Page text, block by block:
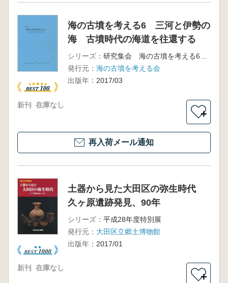
海の古墳を考える6 三河と伊勢の
海 古墳時代の海道を往還する
シリーズ：
発行元： 海の古墳を考える会
出版年： 2017/03
新刊 在庫なし
＋
再入荷メール通知
土器から見た大田区の弥生時代
久ヶ原遺跡発見、90年
シリーズ： 平成28年度特別展
発行元： 大田区立郷土博物館
出版年： 2017/01
新刊 在庫なし
＋